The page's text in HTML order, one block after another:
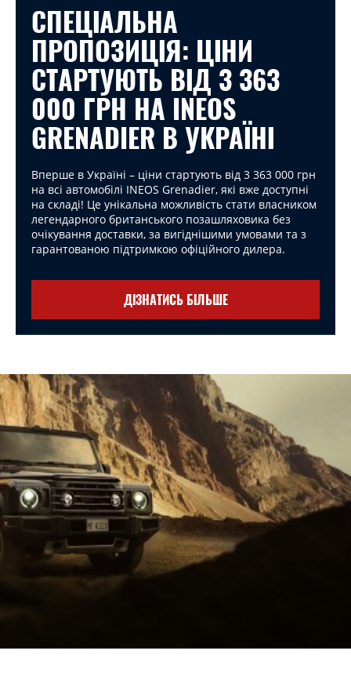
СПЕЦІАЛЬНА
ПРОПОЗИЦІЯ: ЦІНИ
СТАРТУЮТЬ ВІД 3 363
000 ГРН НА INEOS
GRENADIER В УКРАЇНІ
Вперше в Україні – ціни стартують від 3 363 000 грн
на всі автомобілі INEOS Grenadier, які вже доступні
на складі! Це унікальна можливість стати власником
легендарного британського позашляховика без
очікування доставки, за вигіднішими умовами та з
гарантованою підтримкою офіційного дилера.
ДІЗНАТИСЬ БІЛЬШЕ